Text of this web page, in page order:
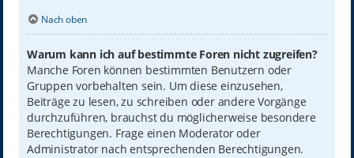
Nach oben
Warum kann ich auf bestimmte Foren nicht zugreifen?
Manche Foren können bestimmten Benutzern oder
Gruppen vorbehalten sein. Um diese einzusehen,
Beiträge zu lesen, zu schreiben oder andere Vorgänge
durchzuführen, brauchst du möglicherweise besondere
Berechtigungen. Frage einen Moderator oder
Administrator nach entsprechenden Berechtigungen.